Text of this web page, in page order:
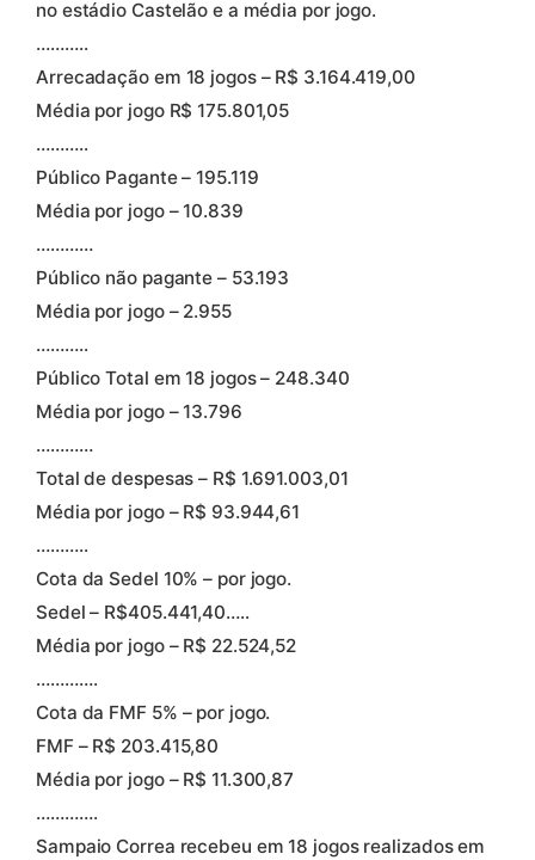
no estádio Castelão e a média por jogo.
………..
Arrecadação em 18 jogos – R$ 3.164.419,00
Média por jogo R$ 175.801,05
………..
Público Pagante – 195.119
Média por jogo – 10.839
…………
Público não pagante – 53.193
Média por jogo – 2.955
………..
Público Total em 18 jogos – 248.340
Média por jogo – 13.796
…………
Total de despesas – R$ 1.691.003,01
Média por jogo – R$ 93.944,61
………..
Cota da Sedel 10% – por jogo.
Sedel – R$405.441,40…..
Média por jogo – R$ 22.524,52
………….
Cota da FMF 5% – por jogo.
FMF – R$ 203.415,80
Média por jogo – R$ 11.300,87
………….
Sampaio Correa recebeu em 18 jogos realizados em